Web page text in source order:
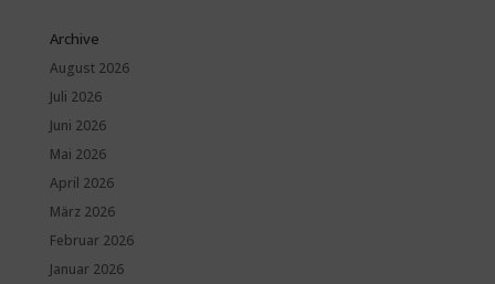
Archive
August 2026
Juli 2026
Juni 2026
Mai 2026
April 2026
März 2026
Februar 2026
Januar 2026